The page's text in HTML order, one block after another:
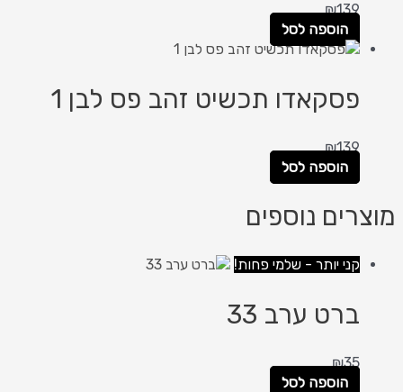
₪139
הוספה לסל
פסקאדו תכשיט זהב פס לבן 1
₪139
הוספה לסל
מוצרים נוספים
קני יותר - שלמי פחות!
ברט ערב 33
₪35
הוספה לסל